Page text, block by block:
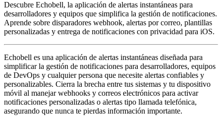
Descubre Echobell, la aplicación de alertas instantáneas para
desarrolladores y equipos que simplifica la gestión de notificaciones.
Aprende sobre disparadores webhook, alertas por correo, plantillas
personalizadas y entrega de notificaciones con privacidad para iOS.
Echobell es una aplicación de alertas instantáneas diseñada para
simplificar la gestión de notificaciones para desarrolladores, equipos
de DevOps y cualquier persona que necesite alertas confiables y
personalizables. Cierra la brecha entre tus sistemas y tu dispositivo
móvil al manejar webhooks y correos electrónicos para activar
notificaciones personalizadas o alertas tipo llamada telefónica,
asegurando que nunca te pierdas información importante.